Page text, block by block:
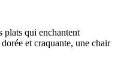
plats qui enchantent
et craquante, une chair